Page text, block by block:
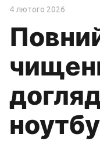
4 лютого 2026